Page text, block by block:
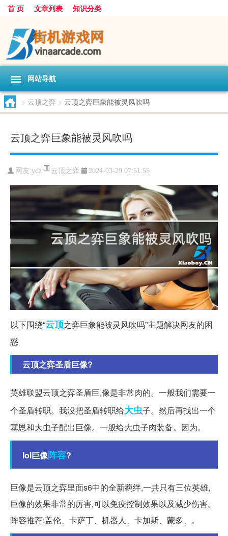
首 页 文章列表 知识分类
网站导航
> 云顶之弈 > 云顶之弈巨象能被灵风吹吗
云顶之弈巨象能被灵风吹吗
网友:ydz 云顶之弈 2024-03-29 07:51:55
以下围绕“云顶之弈巨象能被灵风吹吗”主题解决网友的困
惑
云顶之弈圣盾巨像?
英雄联盟云顶之弈圣盾巨,像是非常肉的。一般我们需要一
个圣盾转职。我没把圣盾转职给大虫子。然后再找出一个
塞恩和大虫子配出巨像。一般给大虫子肉装备。因为。
lol巨像阵容?
巨像是云顶之弈里面s6中的全新羁绊,一共只有三位英雄,
巨像的效果非常的厉害,可以免疫控制效果以及减少伤害。
阵容推荐:盖伦、卡萨丁、机器人、卡加斯、蒙多、。